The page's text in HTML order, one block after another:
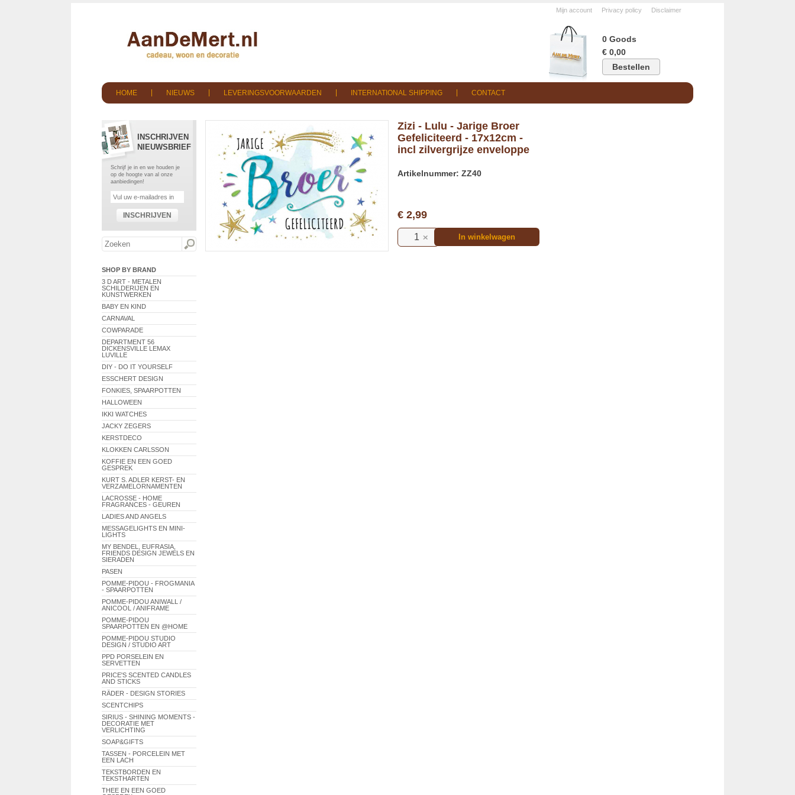
Mijn account Privacy policy Disclaimer
0 Goods
€ 0,00
Bestellen
HOME NIEUWS LEVERINGSVOORWAARDEN INTERNATIONAL SHIPPING CONTACT
INSCHRIJVEN
NIEUWSBRIEF
Schrijf je in en we houden je
op de hoogte van al onze
aanbiedingen!
INSCHRIJVEN
SHOP BY BRAND
3 D ART - METALEN
SCHILDERIJEN EN
KUNSTWERKEN
BABY EN KIND
CARNAVAL
COWPARADE
DEPARTMENT 56
DICKENSVILLE LEMAX
LUVILLE
DIY - DO IT YOURSELF
ESSCHERT DESIGN
FONKIES, SPAARPOTTEN
HALLOWEEN
IKKI WATCHES
JACKY ZEGERS
KERSTDECO
KLOKKEN CARLSSON
KOFFIE EN EEN GOED
GESPREK
KURT S. ADLER KERST- EN
VERZAMELORNAMENTEN
LACROSSE - HOME
FRAGRANCES - GEUREN
LADIES AND ANGELS
MESSAGELIGHTS EN MINI-
LIGHTS
MY BENDEL, EUFRASIA,
FRIENDS DESIGN JEWELS EN
SIERADEN
PASEN
POMME-PIDOU - FROGMANIA
- SPAARPOTTEN
POMME-PIDOU ANIWALL /
ANICOOL / ANIFRAME
POMME-PIDOU
SPAARPOTTEN EN @HOME
POMME-PIDOU STUDIO
DESIGN / STUDIO ART
PPD PORSELEIN EN
SERVETTEN
PRICE'S SCENTED CANDLES
AND STICKS
RÄDER - DESIGN STORIES
SCENTCHIPS
SIRIUS - SHINING MOMENTS -
DECORATIE MET
VERLICHTING
SOAP&GIFTS
TASSEN - PORCELEIN MET
EEN LACH
TEKSTBORDEN EN
TEKSTHARTEN
THEE EN EEN GOED
Zizi - Lulu - Jarige Broer
Gefeliciteerd - 17x12cm -
incl zilvergrijze enveloppe
Artikelnummer: ZZ40
€ 2,99
In winkelwagen